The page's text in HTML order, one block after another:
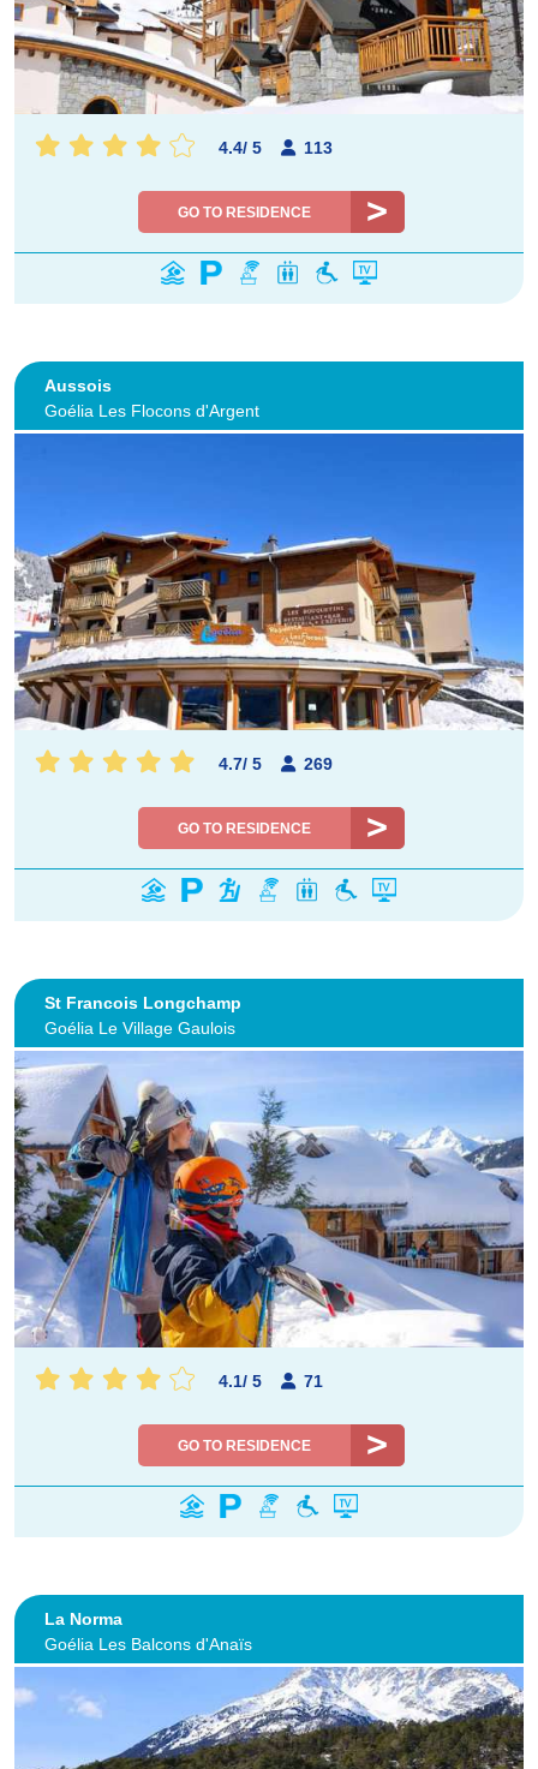
4.4/ 5 113
GO TO RESIDENCE
Aussois
Goélia Les Flocons d'Argent
4.7/ 5 269
GO TO RESIDENCE
St Francois Longchamp
Goélia Le Village Gaulois
4.1/ 5 71
GO TO RESIDENCE
La Norma
Goélia Les Balcons d'Anaïs